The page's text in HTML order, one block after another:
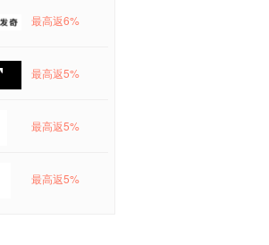
最高返6%
最高返5%
最高返5%
最高返5%